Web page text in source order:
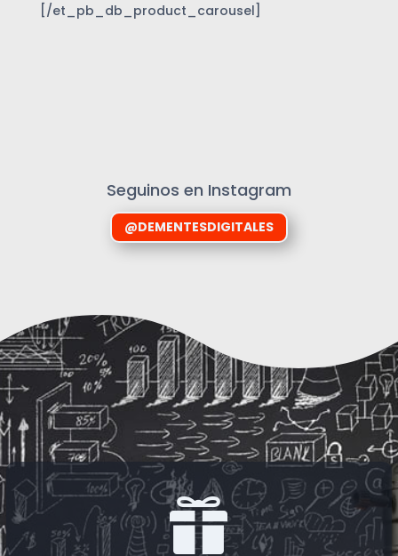
[/et_pb_db_product_carousel]
Seguinos en Instagram
@DEMENTESDIGITALES
